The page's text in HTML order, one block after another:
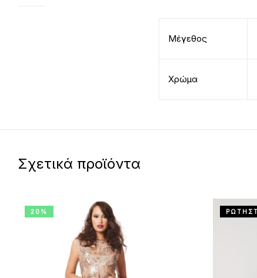
Μέγεθος
Χρώμα
Σχετικά προϊόντα
20%